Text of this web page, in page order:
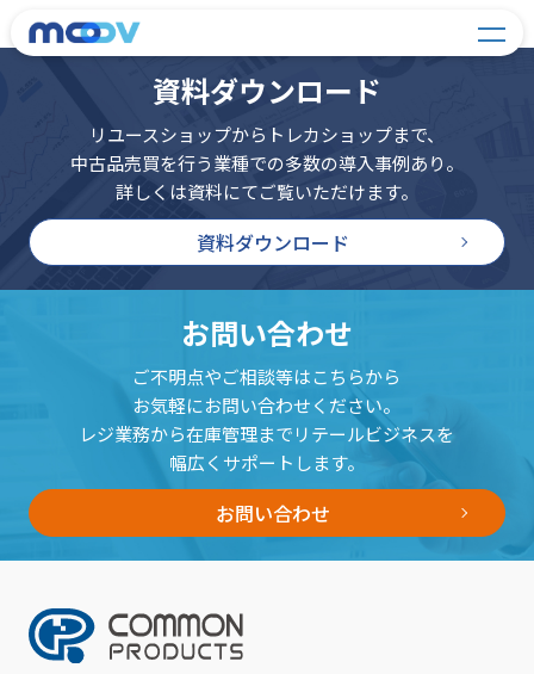
資料ダウンロード
リユースショップからトレカショップまで、
中古品売買を行う業種での多数の導入事例あり。
詳しくは資料にてご覧いただけます。
資料ダウンロード
お問い合わせ
ご不明点やご相談等はこちらから
お気軽にお問い合わせください。
レジ業務から在庫管理までリテールビジネスを
幅広くサポートします。
お問い合わせ